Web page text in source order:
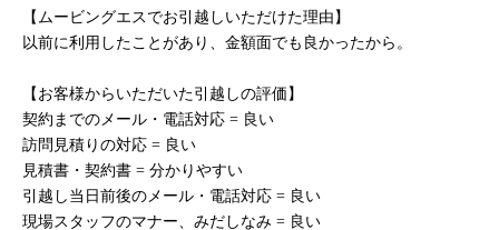
【ムービングエスでお引越しいただけた理由】
以前に利用したことがあり、金額面でも良かったから。
【お客様からいただいた引越しの評価】
契約までのメール・電話対応 = 良い
訪問見積りの対応 = 良い
見積書・契約書 = 分かりやすい
引越し当日前後のメール・電話対応 = 良い
現場スタッフのマナー、みだしなみ = 良い